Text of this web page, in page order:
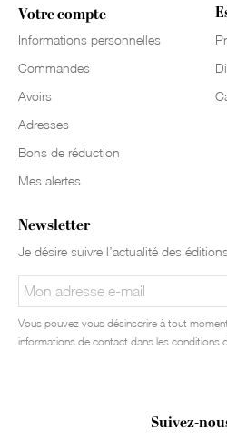
Votre compte
Informations personnelles
Commandes
Avoirs
Adresses
Bons de réduction
Mes alertes
Newsletter
Je désire suivre l’actualité des
Vous pouvez vous désinscrire à tout
informations de contact dans les conditions
Suivez-